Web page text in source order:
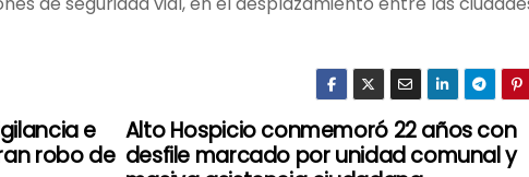
Alto Hospicio conmemoró 22 años con
desfile marcado por unidad comunal y
e
robo de